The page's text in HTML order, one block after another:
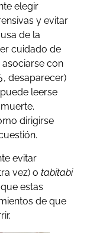
elegir
y evitar
de la
cuidado de
con
, desaparecer)
leerse
dirigirse
evitar
vez) o tabitabi
estas
de que